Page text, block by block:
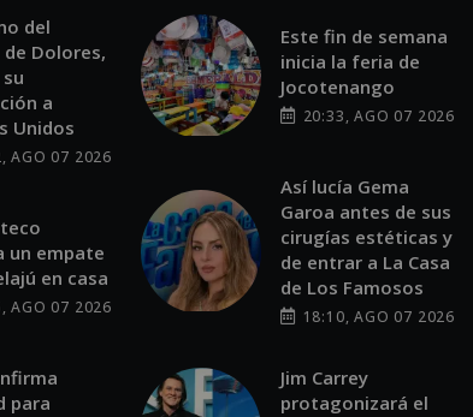
del
de Dolores,
a
Unidos
AGO 07 2026
un empate
en casa
AGO 07 2026
para
Este fin de semana
inicia la feria de
Jocotenango
20:33, AGO 07 2026
Así lucía Gema
Garoa antes de sus
cirugías estéticas y
de entrar a La Casa
de Los Famosos
18:10, AGO 07 2026
Jim Carrey
protagonizará el